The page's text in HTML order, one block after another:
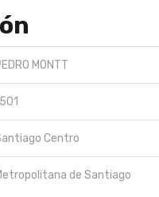
MONTT
Centro
de Santiago